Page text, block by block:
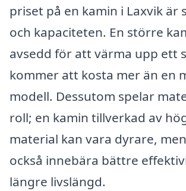
priset på en kamin i Laxvik är
och kapaciteten. En större
avsedd för att värma upp ett
kommer att kosta mer än en
modell. Dessutom spelar
roll; en kamin tillverkad av
material kan vara dyrare,
också innebära bättre
längre livslängd.